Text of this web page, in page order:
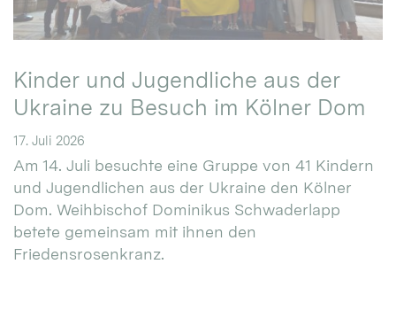
Kinder und Jugendliche aus der
Ukraine zu Besuch im Kölner Dom
17. Juli 2026
Am 14. Juli besuchte eine Gruppe von 41 Kindern
und Jugendlichen aus der Ukraine den Kölner
Dom. Weihbischof Dominikus Schwaderlapp
betete gemeinsam mit ihnen den
Friedensrosenkranz.